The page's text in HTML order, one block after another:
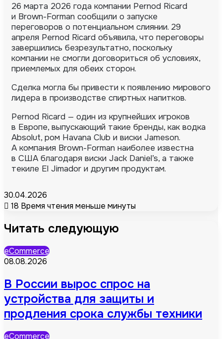
26 марта 2026 года компании Pernod Ricard
и Brown-Forman сообщили о запуске
переговоров о потенциальном слиянии. 29
апреля Pernod Ricard объявила, что переговоры
завершились безрезультатно, поскольку
компании не смогли договориться об условиях,
приемлемых для обеих сторон.
Сделка могла бы привести к появлению мирового
лидера в производстве спиртных напитков.
Pernod Ricard — один из крупнейших игроков
в Европе, выпускающий такие бренды, как водка
Absolut, ром Havana Club и виски Jameson.
А компания Brown-Forman наиболее известна
в США благодаря виски Jack Daniel’s, а также
текиле El Jimador и другим продуктам.
30.04.2026
18 Время чтения меньше минуты
Читать следующую
eCommerce
08.08.2026
В России вырос спрос на
устройства для защиты и
продления срока службы техники
eCommerce